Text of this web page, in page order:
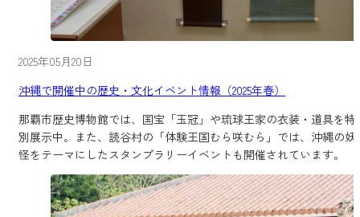
2025年05月20日
沖縄で開催中の歴史・文化イベント情報（2025年春）
那覇市歴史博物館では、国宝「玉冠」や琉球王家の衣装・道具を特
別展示中。また、読谷村の「体験王国むら咲むら」では、沖縄の妖
怪をテーマにしたスタンプラリーイベントも開催されています。